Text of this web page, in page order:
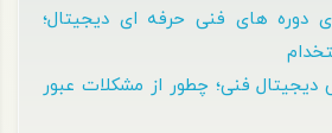
دوره های فنی حرفه ای دیجیتال؛
دیجیتال فنی؛ چطور از مشکلات عبور